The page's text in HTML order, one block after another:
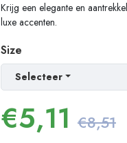
Krijg een elegante en
luxe accenten.
Size
Selecteer
€5,11 €8,51